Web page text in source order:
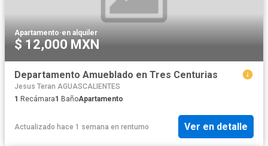
Apartamento·en alquiler
$ 12,000 MXN
Departamento Amueblado en Tres Centurias
Jesus Teran AGUASCALIENTES
1 Recámara1 BañoApartamento
Actualizado hace 1 semana en rentumo Ver en detalle